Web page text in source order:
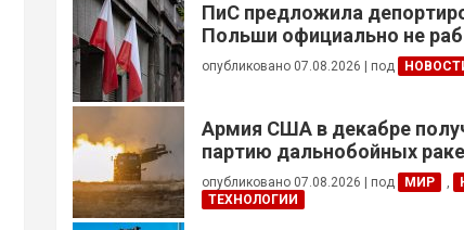
ПиС предложила
Польши официально не
украинцев призывного
опубликовано 07.08.2026 под
Армия США в декабре
партию дальнобойных
примененных против Ирана
опубликовано 07.08.2026 под МИР ,
ТЕХНОЛОГИИ